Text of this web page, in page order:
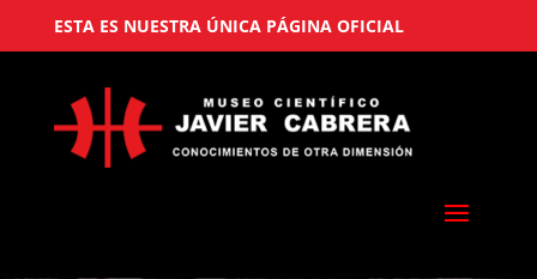
ESTA ES NUESTRA ÚNICA PÁGINA OFICIAL